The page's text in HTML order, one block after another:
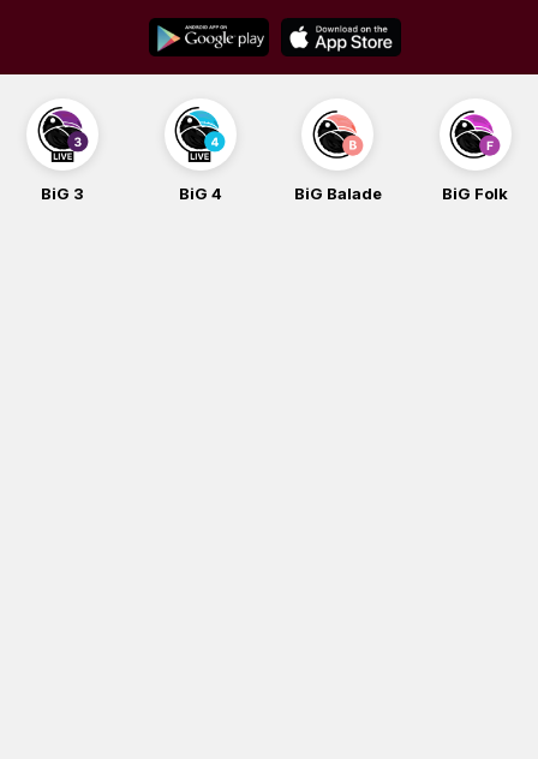
content
BiG 3 BiG 4 BiG Balade BiG Folk